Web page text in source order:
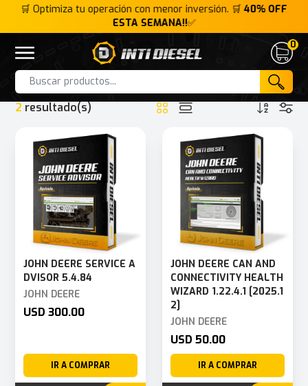
🛒 Optimiza tu operación con menor inversión. 🛒40% OFF
ESTA SEMANA!!✅
Open menu
Inti Diesel
Cart
0
HOME INTERFACE
Products
2 resultado(s)
JOHN DEERE SERVICE A
DVISOR 5.4.84
JOHN DEERE
USD 300.00
IR A COMPRAR
JOHN DEERE CAN AND
CONNECTIVITY HEALTH
WIZARD 1.22.4.1 [2025.1
2]
JOHN DEERE
USD 50.00
IR A COMPRAR